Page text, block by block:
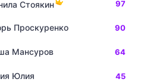
Стоякин 97
Проскуренко 90
Мансуров 64
Юлия 45